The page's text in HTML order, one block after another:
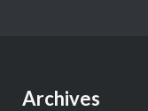
Archives